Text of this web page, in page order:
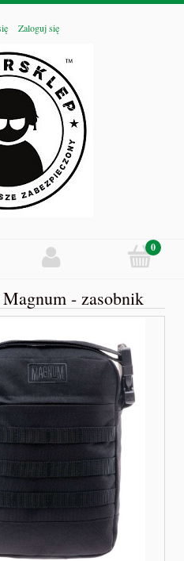
Zaloguj się
- zasobnik